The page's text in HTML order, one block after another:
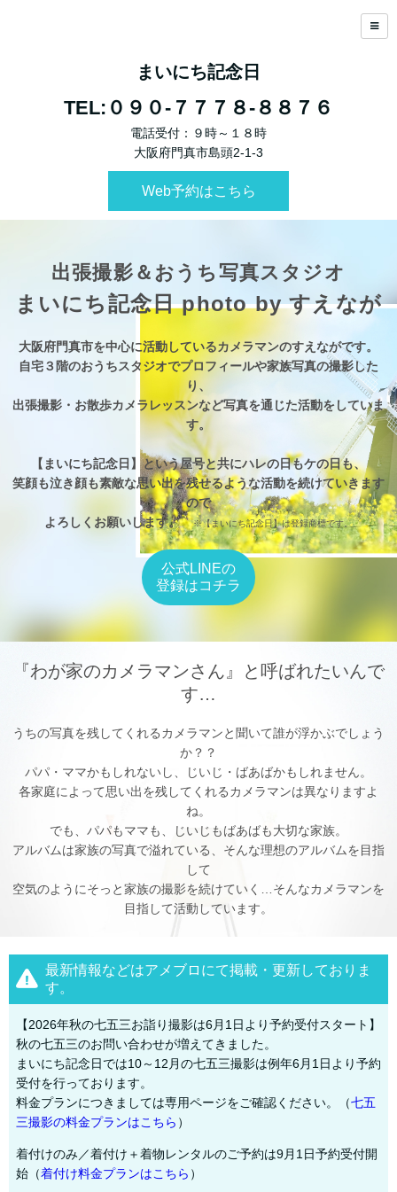
まいにち記念日
TEL:０９０-７７７８-８８７６
電話受付：９時～１８時
大阪府門真市島頭2-1-3
Web予約はこちら
出張撮影＆おうち写真スタジオ
まいにち記念日 photo by すえなが
大阪府門真市を中心に活動しているカメラマンのすえながです。
自宅３階のおうちスタジオでプロフィールや家族写真の撮影した
り、
出張撮影・お散歩カメラレッスンなど写真を通じた活動をしていま
す。
【まいにち記念日】という屋号と共にハレの日もケの日も、
笑顔も泣き顔も素敵な思い出を残せるような活動を続けていきます
ので
よろしくお願いします。※【まいにち記念日】は登録商標です。
公式LINEの
登録はコチラ
『わが家のカメラマンさん』と呼ばれたいんで
す…
うちの写真を残してくれるカメラマンと聞いて誰が浮かぶでしょう
か？？
パパ・ママかもしれないし、じいじ・ばあばかもしれません。
各家庭によって思い出を残してくれるカメラマンは異なりますよ
ね。
でも、パパもママも、じいじもばあばも大切な家族。
アルバムは家族の写真で溢れている、そんな理想のアルバムを目指
して
空気のようにそっと家族の撮影を続けていく…そんなカメラマンを
目指して活動しています。
最新情報などはアメブロにて掲載・更新しておりま
す。
【2026年秋の七五三お詣り撮影は6月1日より予約受付スタート】
秋の七五三のお問い合わせが増えてきました。
まいにち記念日では10～12月の七五三撮影は例年6月1日より予約
受付を行っております。
料金プランにつきましては専用ページをご確認ください。（七五
三撮影の料金プランはこちら ）
着付けのみ／着付け＋着物レンタルのご予約は9月1日予約受付開
始（着付け料金プランはこちら ）